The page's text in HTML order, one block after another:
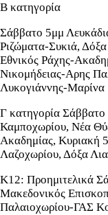
B κατηγορία
Σάββατο 5μμ
Ριζώματα-Συκιά,
Εθνικός Ράχης-
Νικομήδειας-Αρης
Λυκογιάννης-Μαρίνα
Γ κατηγορία
Καμποχωρίου, Νέα
Ακαδημίας, Κυριακή
Λαζοχωρίου, Δόξα
Κ12: Προημιτελικά
Μακεδονικός
Παλαιοχωρίου-ΓΑΣ